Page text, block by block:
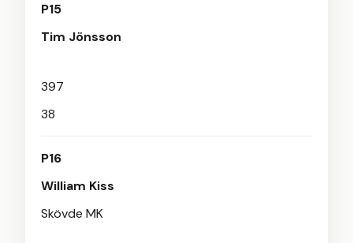
P15
Tim Jönsson
397
38
P16
William Kiss
Skövde MK